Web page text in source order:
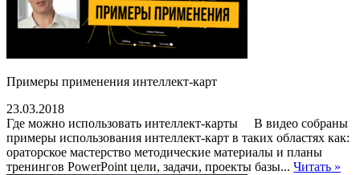
Примеры применения интеллект-карт
23.03.2018
Где можно использовать интеллект-карты В видео собраны
примеры использования интеллект-карт в таких областях как:
ораторское мастерство методические материалы и планы
тренингов PowerPoint цели, задачи, проекты базы... Читать »